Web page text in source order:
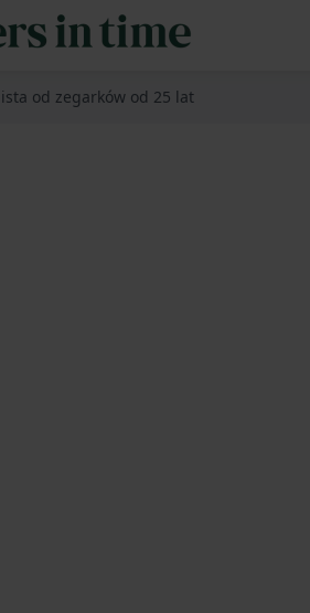
od zegarków od 25 lat